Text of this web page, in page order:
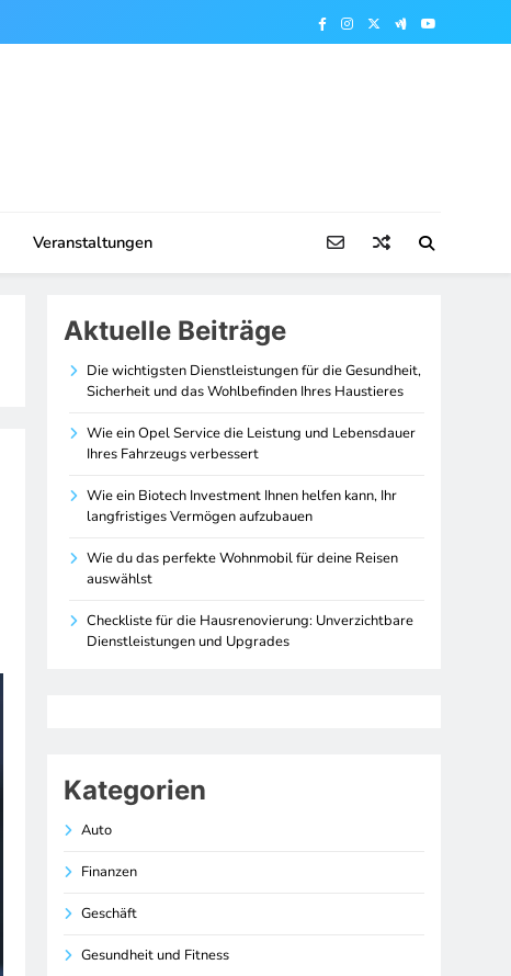
Veranstaltungen
Aktuelle Beiträge
Die wichtigsten Dienstleistungen für die Gesundheit,
Sicherheit und das Wohlbefinden Ihres Haustieres
Wie ein Opel Service die Leistung und Lebensdauer
Ihres Fahrzeugs verbessert
Wie ein Biotech Investment Ihnen helfen kann, Ihr
langfristiges Vermögen aufzubauen
Wie du das perfekte Wohnmobil für deine Reisen
auswählst
Checkliste für die Hausrenovierung: Unverzichtbare
Dienstleistungen und Upgrades
Kategorien
Auto
Finanzen
Geschäft
Gesundheit und Fitness